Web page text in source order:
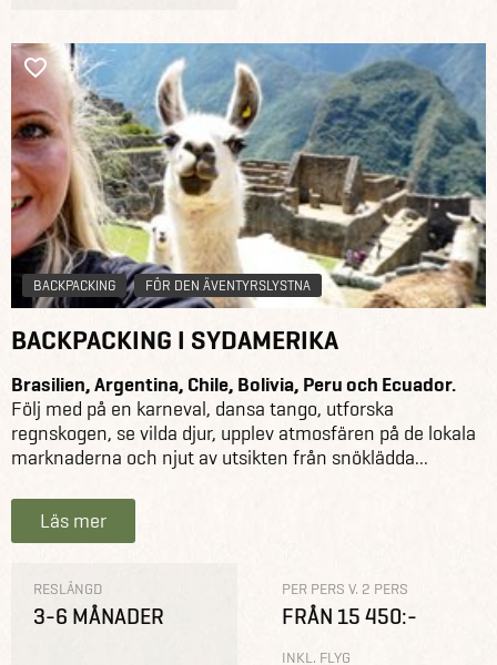
BACKPACKING FÖR DEN ÄVENTYRSLYSTNA
BACKPACKING I SYDAMERIKA
Brasilien, Argentina, Chile, Bolivia, Peru och Ecuador.
Följ med på en karneval, dansa tango, utforska
regnskogen, se vilda djur, upplev atmosfären på de lokala
marknaderna och njut av utsikten från snöklädda...
Läs mer
RESLÄNGD
3-6 MÅNADER
PER PERS V. 2 PERS
FRÅN 15 450:-
INKL. FLYG